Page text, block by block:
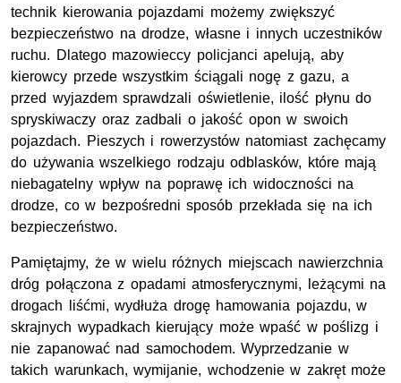
technik kierowania pojazdami możemy zwiększyć
bezpieczeństwo na drodze, własne i innych uczestników
ruchu. Dlatego mazowieccy policjanci apelują, aby
kierowcy przede wszystkim ściągali nogę z gazu, a
przed wyjazdem sprawdzali oświetlenie, ilość płynu do
spryskiwaczy oraz zadbali o jakość opon w swoich
pojazdach. Pieszych i rowerzystów natomiast zachęcamy
do używania wszelkiego rodzaju odblasków, które mają
niebagatelny wpływ na poprawę ich widoczności na
drodze, co w bezpośredni sposób przekłada się na ich
bezpieczeństwo.
Pamiętajmy, że w wielu różnych miejscach nawierzchnia
dróg połączona z opadami atmosferycznymi, leżącymi na
drogach liśćmi, wydłuża drogę hamowania pojazdu, w
skrajnych wypadkach kierujący może wpaść w poślizg i
nie zapanować nad samochodem. Wyprzedzanie w
takich warunkach, wymijanie, wchodzenie w zakręt może